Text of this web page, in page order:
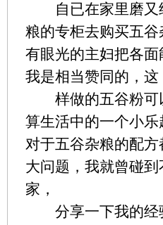
自已在家里磨又
粮的专柜去购买五
有眼光的主妇把各
我是相当赞同的，这
样做的五谷粉可
算生活中的一个小
对于五谷杂粮的配
大问题，我就曾碰
家，
分享一下我的经